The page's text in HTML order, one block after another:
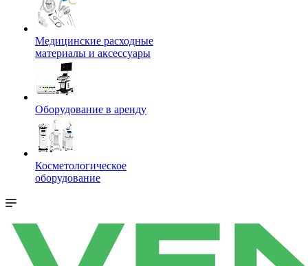
Медицинские расходные
материалы и аксессуары
Оборудование в аренду
Косметологическое
оборудование